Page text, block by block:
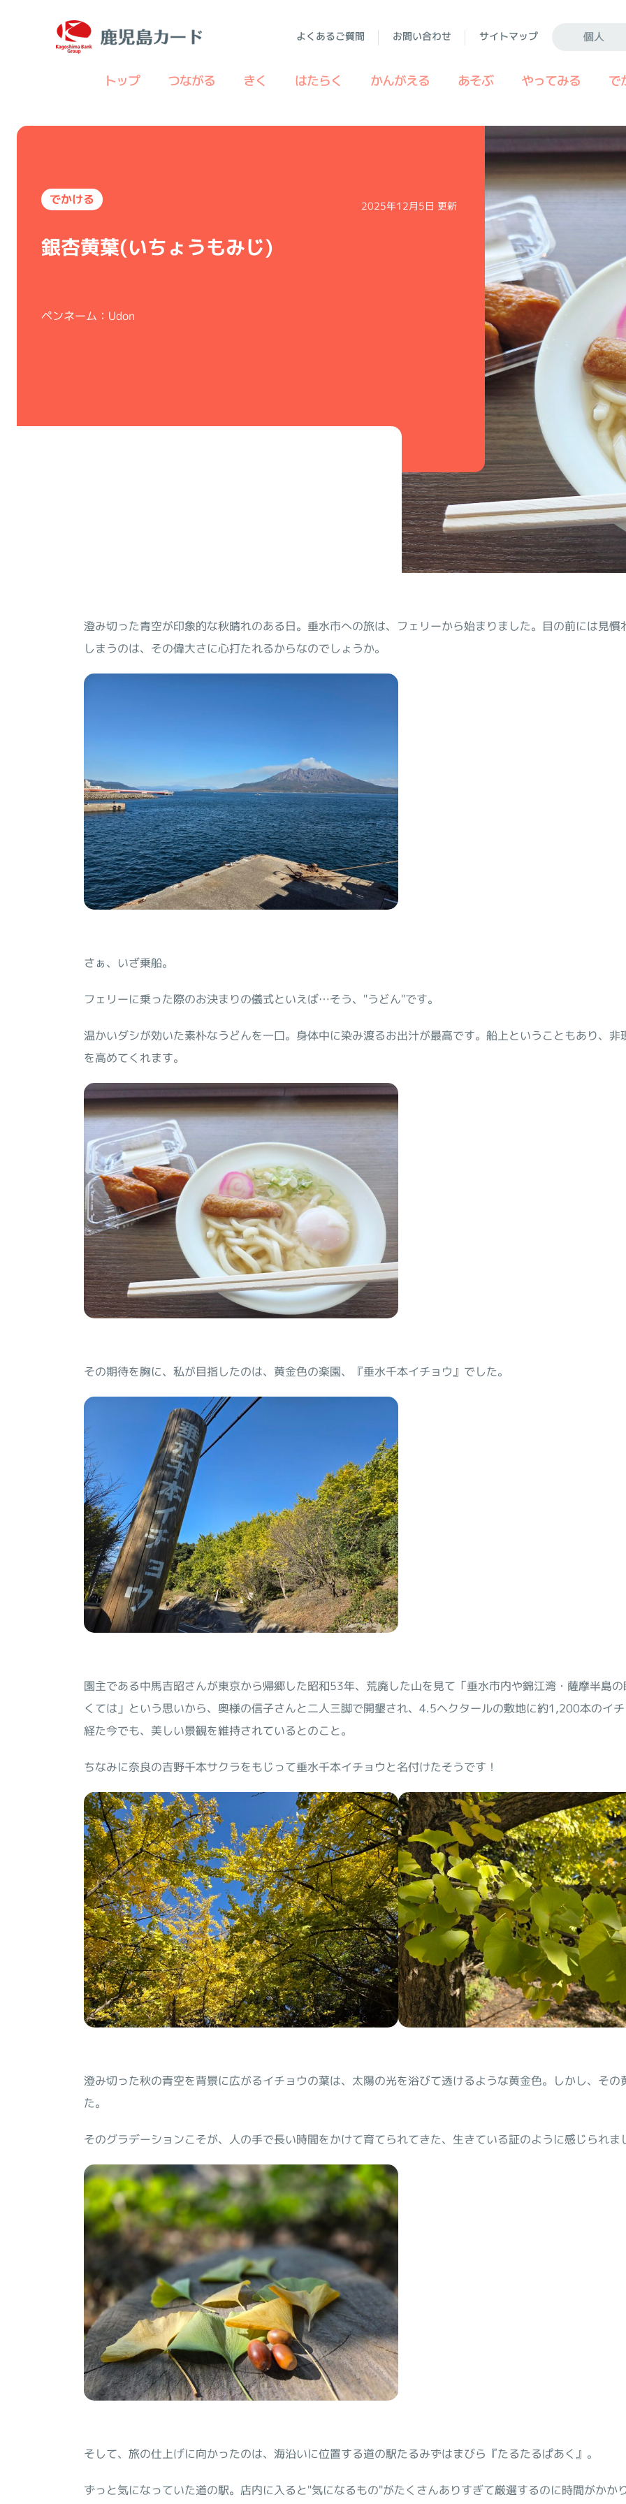
よくあるご質問 お問い合わせ サイトマップ 個人
トップ つながる きく はたらく かんがえる あそぶ やってみる で
でかける 2025年12月5日 更新
銀杏黄葉(いちょうもみじ)
ペンネーム：Udon
澄み切った青空が印象的な秋晴れのある日。垂水市への旅は、フェリーから始まりました。目の前には見
しまうのは、その偉大さに心打たれるからなのでしょうか。
さぁ、いざ乗船。
フェリーに乗った際のお決まりの儀式といえば…そう、"うどん"です。
温かいダシが効いた素朴なうどんを一口。身体中に染み渡るお出汁が最高です。船上ということもあり、
を高めてくれます。
その期待を胸に、私が目指したのは、黄金色の楽園、『垂水千本イチョウ』でした。
園主である中馬吉昭さんが東京から帰郷した昭和53年、荒廃した山を見て「垂水市内や錦江湾・薩摩半島
くては」という思いから、奥様の信子さんと二人三脚で開墾され、4.5ヘクタールの敷地に約1,200本のイ
経た今でも、美しい景観を維持されているとのこと。
ちなみに奈良の吉野千本サクラをもじって垂水千本イチョウと名付けたそうです！
澄み切った秋の青空を背景に広がるイチョウの葉は、太陽の光を浴びて透けるような黄金色。しかし、そ
た。
そのグラデーションこそが、人の手で長い時間をかけて育てられてきた、生きている証のように感じられま
そして、旅の仕上げに向かったのは、海沿いに位置する道の駅たるみずはまびら『たるたるぱあく』。
ずっと気になっていた道の駅。店内に入ると"気になるもの"がたくさんありすぎて厳選するのに時間がかか